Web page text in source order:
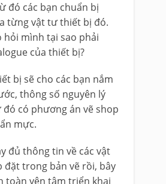
đó các bạn chuẩn bị
từng vật tư thiết bị đó.
hỏi mình tại sao phải
của thiết bị?
bị sẽ cho các bạn nắm
thông số nguyên lý
có phương án vẽ shop
mực.
đủ thông tin về các vật
đặt trong bản vẽ rồi, bây
toàn yên tâm triển khai